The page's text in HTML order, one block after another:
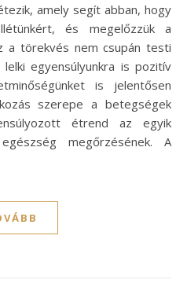
amely segít abban, hogy
és megelőzzük a
a törekvés nem csupán testi
egyensúlyunkra is pozitív
is jelentősen
szerepe a betegségek
étrend az egyik
megőrzésének. A